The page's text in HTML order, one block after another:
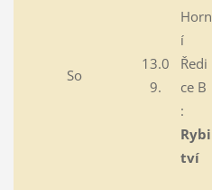
So
13.0
9.
Horn
í
Ředi
ce B
:
Rybi
tví